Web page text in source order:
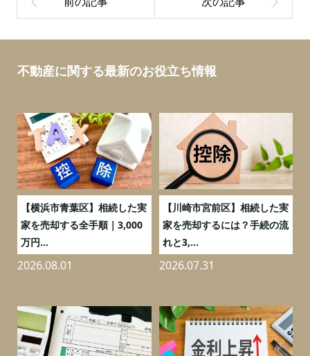
不動産に関する最新のお役立ち情報
【横浜市青葉区】相続した実
家を売却する全手順｜3,000
万円...
2026.08.01
【川崎市宮前区】相続した実
家を売却するには？手続の流
れと3,...
2026.07.31